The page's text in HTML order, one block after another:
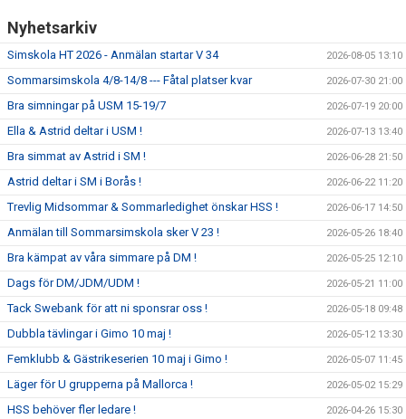
Nyhetsarkiv
Simskola HT 2026 - Anmälan startar V 34 2026-08-05 13:10
Sommarsimskola 4/8-14/8 --- Fåtal platser kvar 2026-07-30 21:00
Bra simningar på USM 15-19/7 2026-07-19 20:00
Ella & Astrid deltar i USM ! 2026-07-13 13:40
Bra simmat av Astrid i SM ! 2026-06-28 21:50
Astrid deltar i SM i Borås ! 2026-06-22 11:20
Trevlig Midsommar & Sommarledighet önskar HSS ! 2026-06-17 14:50
Anmälan till Sommarsimskola sker V 23 ! 2026-05-26 18:40
Bra kämpat av våra simmare på DM ! 2026-05-25 12:10
Dags för DM/JDM/UDM ! 2026-05-21 11:00
Tack Swebank för att ni sponsrar oss ! 2026-05-18 09:48
Dubbla tävlingar i Gimo 10 maj ! 2026-05-12 13:30
Femklubb & Gästrikeserien 10 maj i Gimo ! 2026-05-07 11:45
Läger för U grupperna på Mallorca ! 2026-05-02 15:29
HSS behöver fler ledare ! 2026-04-26 15:30